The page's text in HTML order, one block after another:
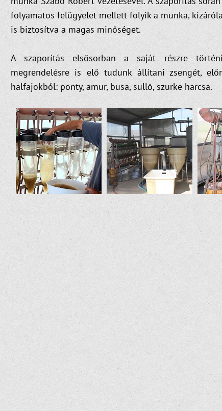
folyamatos felügyelet mellett folyik a munka,
is biztosítva a magas minőséget.
A szaporítás elsősorban a saját részre
megrendelésre is elő tudunk állítani zsengét,
halfajokból: ponty, amur, busa, süllő, szürke harcsa.